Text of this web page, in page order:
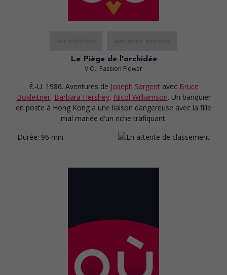
Le Piège de l'orchidée
V.O.: Passion Flower
É.-U. 1986. Aventures de Joseph Sargent avec Bruce
Boxleitner, Barbara Hershey, Nicol Williamson. Un banquier
en poste à Hong Kong a une liaison dangereuse avec la fille
mal mariée d'un riche trafiquant.
Durée: 96 min.